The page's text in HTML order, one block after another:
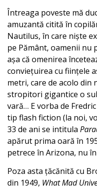
Întreaga poveste mă
amuzantă citită în
Nautilus, în care niște
pe Pământ, oamenii nu
așa că omenirea
conviețuirea cu ființele
metri, care de acolo
stropitori gigantice o
vară… E vorba de
tip flash fiction (la noi,
33 de ani se intitula
apărut prima oară în
petrece în Arizona, nu
Poza asta țăcănită cu
din 1949, What Mad